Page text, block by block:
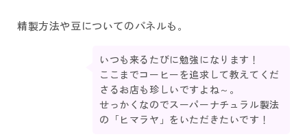
精製方法や豆についてのパネルも。
いつも来るたびに勉強になります！
ここまでコーヒーを追求して教えてくだ
さるお店も珍しいですよね～。
せっかくなのでスーパーナチュラル製法
の「ヒマラヤ」をいただきたいです！